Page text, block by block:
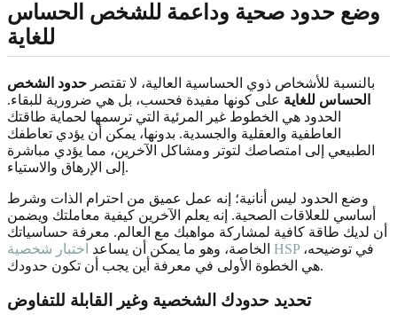
وضع حدود صحية وداعمة للشخص الحساس
للغاية
بالنسبة للأشخاص ذوي الحساسية العالية، لا تقتصر حدود الشخص
الحساس للغاية على كونها مفيدة فحسب، بل هي ضرورية للبقاء.
الحدود هي الخطوط غير المرئية التي ترسمها لحماية طاقتك
العاطفية والعقلية والجسدية. بدونها، يمكن أن يؤدي تعاطفك
الطبيعي إلى امتصاصك لتوتر ومشاكل الآخرين، مما يؤدي مباشرة
إلى الإرهاق والاستياء.
وضع الحدود ليس أنانية؛ إنه عمل عميق من احترام الذات وشرط
أساسي للعلاقات الصحية. إنه يعلم الآخرين كيفية معاملتك ويضمن
أن لديك طاقة كافية لمشاركة مواهبك مع العالم. معرفة حساسياتك
الخاصة، وهو ما يمكن أن يساعد اختبار شخصية HSPفي توضيحه،
هي الخطوة الأولى في معرفة أين يجب أن تكون حدودك.
تحديد حدودك الشخصية وغير القابلة للتفاوض